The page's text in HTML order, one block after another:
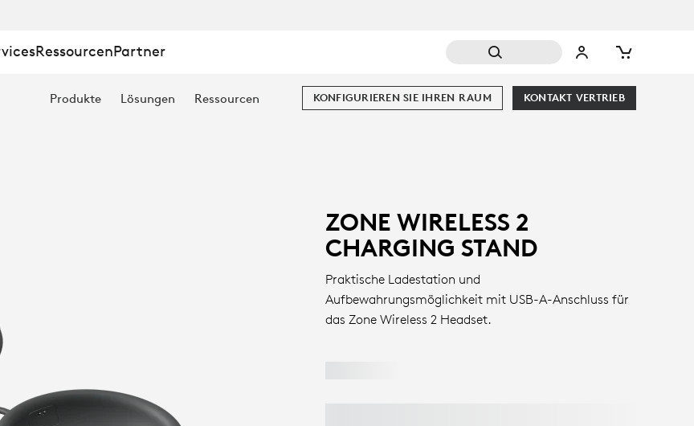
RessourcenPartner
Produkte Lösungen Ressourcen KONTAKT VERTRIEB
KONFIGURIEREN SIE IHREN RAUM
ZONE WIRELESS 2
CHARGING STAND
Praktische Ladestation und
Aufbewahrungsmöglichkeit mit USB-A-Anschluss für
das Zone Wireless 2 Headset.